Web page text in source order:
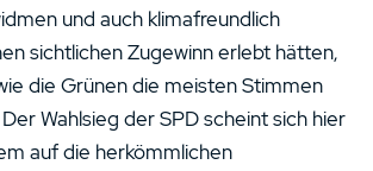
und auch klimafreundlich
sichtlichen Zugewinn erlebt hätten,
die Grünen die meisten Stimmen
Wahlsieg der SPD scheint sich hier
auf die herkömmlichen